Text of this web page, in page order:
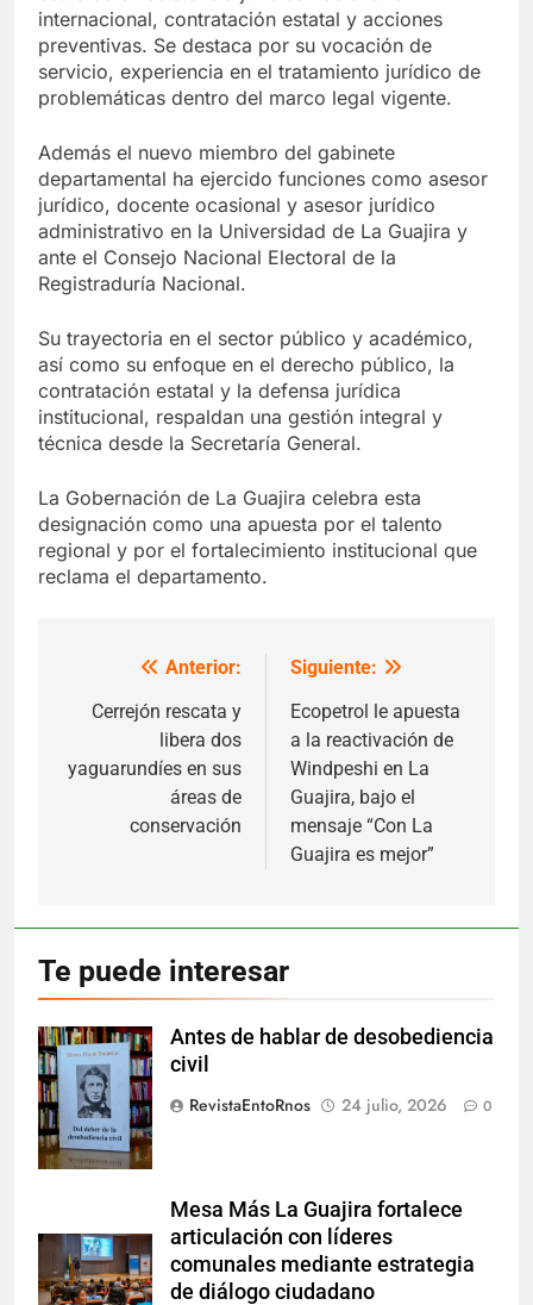
internacional, contratación estatal y acciones
preventivas. Se destaca por su vocación de
servicio, experiencia en el tratamiento jurídico de
problemáticas dentro del marco legal vigente.
Además el nuevo miembro del gabinete
departamental ha ejercido funciones como asesor
jurídico, docente ocasional y asesor jurídico
administrativo en la Universidad de La Guajira y
ante el Consejo Nacional Electoral de la
Registraduría Nacional.
Su trayectoria en el sector público y académico,
así como su enfoque en el derecho público, la
contratación estatal y la defensa jurídica
institucional, respaldan una gestión integral y
técnica desde la Secretaría General.
La Gobernación de La Guajira celebra esta
designación como una apuesta por el talento
regional y por el fortalecimiento institucional que
reclama el departamento.
Navegación
entradas
Anterior:
Cerrejón rescata y
libera dos
yaguarundíes en sus
áreas de
conservación
Siguiente:
Ecopetrol le apuesta
a la reactivación de
Windpeshi en La
Guajira, bajo el
mensaje “Con La
Guajira es mejor”
Te puede interesar
Desobediencia
civil-
Antes de hablar de desobediencia
civil
RevistaEntoRnos
24 julio, 2026 0
Mesa Más La Guajira fortalece
articulación con líderes
comunales mediante estrategia
de diálogo ciudadano